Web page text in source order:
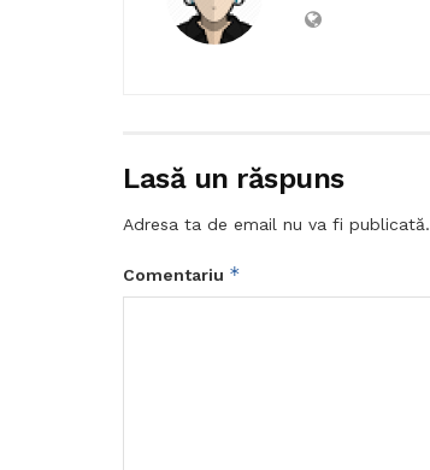
Lasă un răspuns
Adresa ta de email nu va fi publicată.
Comentariu *